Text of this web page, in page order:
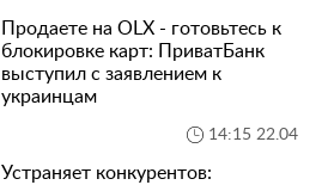
Продаете на OLX - готовьтесь к
блокировке карт: ПриватБанк
выступил с заявлением к
украинцам
14:15 22.04
Устраняет конкурентов: